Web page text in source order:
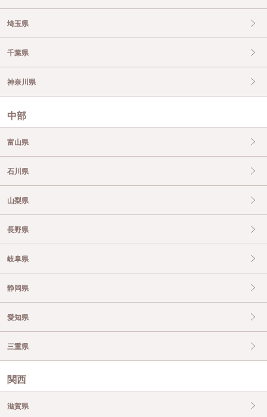
埼玉県
千葉県
神奈川県
中部
富山県
石川県
山梨県
長野県
岐阜県
静岡県
愛知県
三重県
関西
滋賀県